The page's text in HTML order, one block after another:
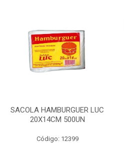
SACOLA HAMBURGUER LUC
20X14CM 500UN
Código: 12399